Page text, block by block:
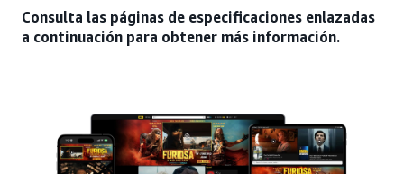
Consulta las páginas de especificaciones enlazadas
a continuación para obtener más información.